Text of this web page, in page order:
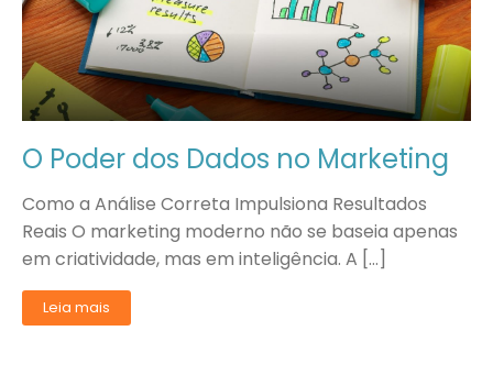
O Poder dos Dados no Marketing
Como a Análise Correta Impulsiona Resultados
Reais O marketing moderno não se baseia apenas
em criatividade, mas em inteligência. A […]
Leia mais